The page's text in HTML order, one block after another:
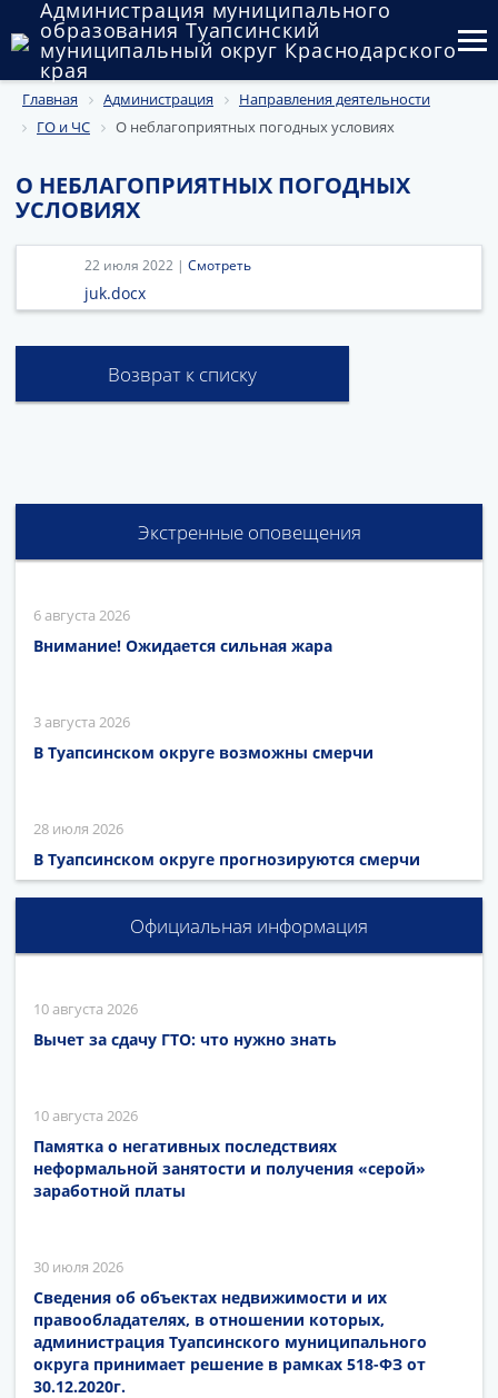
Администрация муниципального
образования Туапсинский
муниципальный округ Краснодарского
края
Округ
Муниципальные закупки
Государственный и муниципальный контроль
Муниципальное имущество
Публичные слушания и общественные обсуждения
Документы
Главная Администрация
Направления деятельности
ГО и ЧС
О неблагоприятных погодных условиях
О НЕБЛАГОПРИЯТНЫХ ПОГОДНЫХ
УСЛОВИЯХ
22 июля 2022 | Смотреть
juk.docx
Возврат к списку
Экстренные оповещения
6 августа 2026
Внимание! Ожидается сильная жара
3 августа 2026
В Туапсинском округе возможны смерчи
28 июля 2026
В Туапсинском округе прогнозируются смерчи
Официальная информация
10 августа 2026
Вычет за сдачу ГТО: что нужно знать
10 августа 2026
Памятка о негативных последствиях
неформальной занятости и получения «серой»
заработной платы
30 июля 2026
Сведения об объектах недвижимости и их
правообладателях, в отношении которых,
администрация Туапсинского муниципального
округа принимает решение в рамках 518-ФЗ от
30.12.2020г.